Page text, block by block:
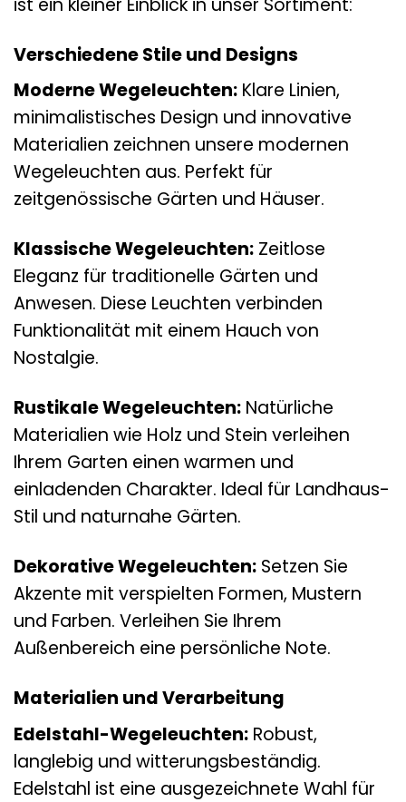
Verschiedene Stile und Designs
Moderne Wegeleuchten: Klare Linien,
minimalistisches Design und innovative
Materialien zeichnen unsere modernen
Wegeleuchten aus. Perfekt für
zeitgenössische Gärten und Häuser.
Klassische Wegeleuchten: Zeitlose
Eleganz für traditionelle Gärten und
Anwesen. Diese Leuchten verbinden
Funktionalität mit einem Hauch von
Nostalgie.
Rustikale Wegeleuchten: Natürliche
Materialien wie Holz und Stein verleihen
Ihrem Garten einen warmen und
einladenden Charakter. Ideal für Landhaus-
Stil und naturnahe Gärten.
Dekorative Wegeleuchten: Setzen Sie
Akzente mit verspielten Formen, Mustern
und Farben. Verleihen Sie Ihrem
Außenbereich eine persönliche Note.
Materialien und Verarbeitung
Edelstahl-Wegeleuchten: Robust,
langlebig und witterungsbeständig.
Edelstahl ist eine ausgezeichnete Wahl für